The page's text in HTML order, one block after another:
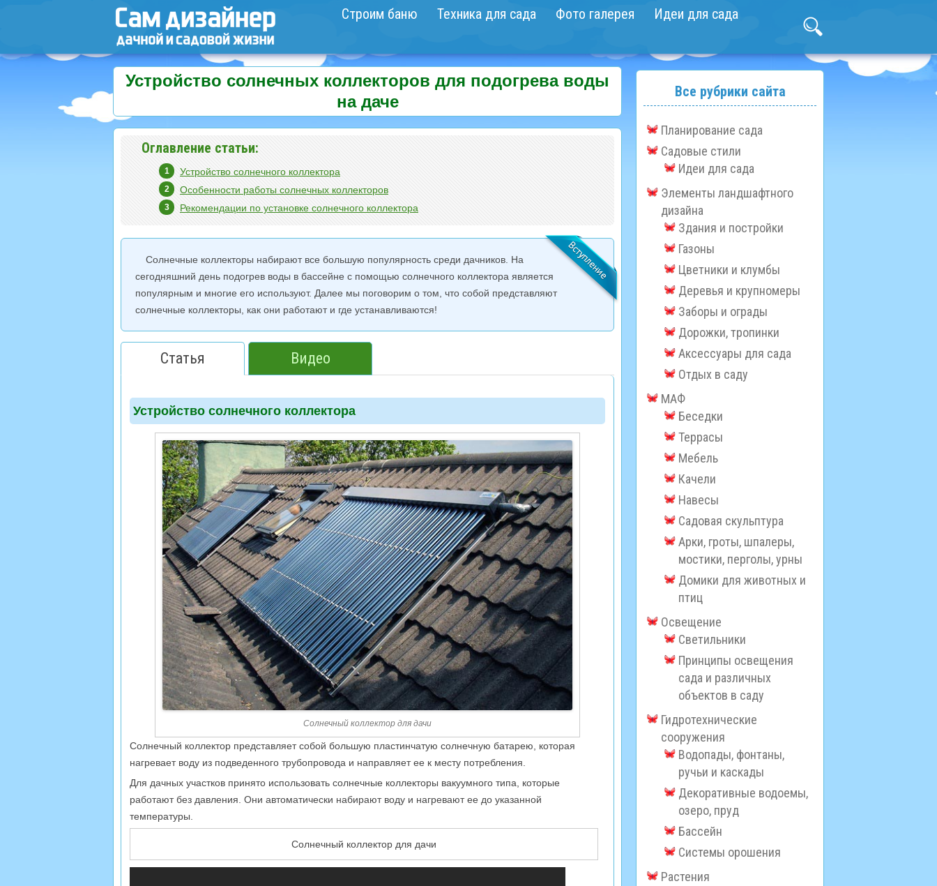
Идеи для сада
Фото галерея
Техника для сада
Строим баню
Устройство солнечных коллекторов для подогрева воды
на даче
Оглавление статьи:
Устройство солнечного коллектора
Особенности работы солнечных коллекторов
Рекомендации по установке солнечного коллектора
Солнечные коллекторы набирают все большую популярность среди дачников. На
сегодняшний день подогрев воды в бассейне с помощью солнечного коллектора является
популярным и многие его используют. Далее мы поговорим о том, что собой представляют
солнечные коллекторы, как они работают и где устанавливаются!
Статья Видео
Устройство солнечного коллектора
Солнечный коллектор для дачи
Солнечный коллектор представляет собой большую пластинчатую солнечную батарею, которая
нагревает воду из подведенного трубопровода и направляет ее к месту потребления.
Для дачных участков принято использовать солнечные коллекторы вакуумного типа, которые
работают без давления. Они автоматически набирают воду и нагревают ее до указанной
температуры.
Солнечный коллектор для дачи
Все рубрики сайта
Планирование сада
Садовые стили
Идеи для сада
Элементы ландшафтного
дизайна
Здания и постройки
Газоны
Цветники и клумбы
Деревья и крупномеры
Заборы и ограды
Дорожки, тропинки
Аксессуары для сада
Отдых в саду
МАФ
Беседки
Террасы
Мебель
Качели
Навесы
Садовая скульптура
Арки, гроты, шпалеры,
мостики, перголы, урны
Домики для животных и
птиц
Освещение
Светильники
Принципы освещения
сада и различных
объектов в саду
Гидротехнические
сооружения
Водопады, фонтаны,
ручьи и каскады
Декоративные водоемы,
озеро, пруд
Бассейн
Системы орошения
Растения